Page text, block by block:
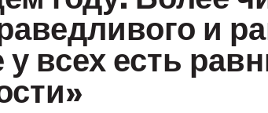
и
у всех есть